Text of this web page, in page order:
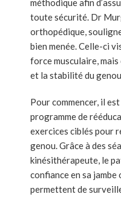
toute sécurité. Dr
orthopédique,
bien menée. Celle-ci
force musculaire,
et la stabilité du genou.
Pour commencer, il
programme de
exercices ciblés pour
genou. Grâce à des
kinésithérapeute, le
confiance en sa jambe
permettent de